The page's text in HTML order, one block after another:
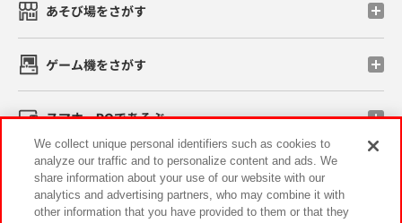
あそび場をさがす
ゲーム機をさがす
スマホ・PCであそぶ
イベント・キャンペーン
We collect unique personal identifiers such as cookies to
analyze our traffic and to personalize content and ads. We
share information about your use of our website with our
analytics and advertising partners, who may combine it with
other information that you have provided to them or that they